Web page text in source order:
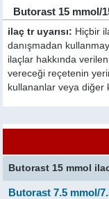
Butorast 15 mmol/
ilaç tr uyarısı: Hiçbir
danışmadan
ilaçlar hakkında
vereceği reçetenin
kullananlar veya diğer
Butorast 15 mmol
Butorast 7.5 mmol/